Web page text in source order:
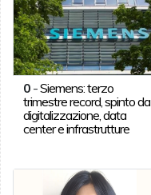
0-Siemens: terzo
trimestre record, spinto da
digitalizzazione, data
center e infrastrutture